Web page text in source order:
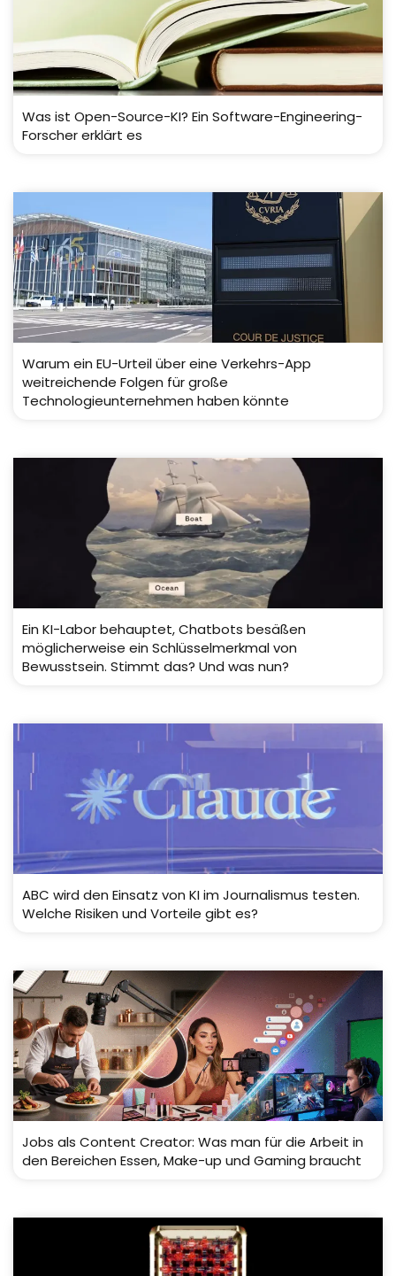
Was ist Open-Source-KI? Ein Software-Engineering-
Forscher erklärt es
Warum ein EU-Urteil über eine Verkehrs-App
weitreichende Folgen für große
Technologieunternehmen haben könnte
Ein KI-Labor behauptet, Chatbots besäßen
möglicherweise ein Schlüsselmerkmal von
Bewusstsein. Stimmt das? Und was nun?
ABC wird den Einsatz von KI im Journalismus testen.
Welche Risiken und Vorteile gibt es?
Jobs als Content Creator: Was man für die Arbeit in
den Bereichen Essen, Make-up und Gaming braucht